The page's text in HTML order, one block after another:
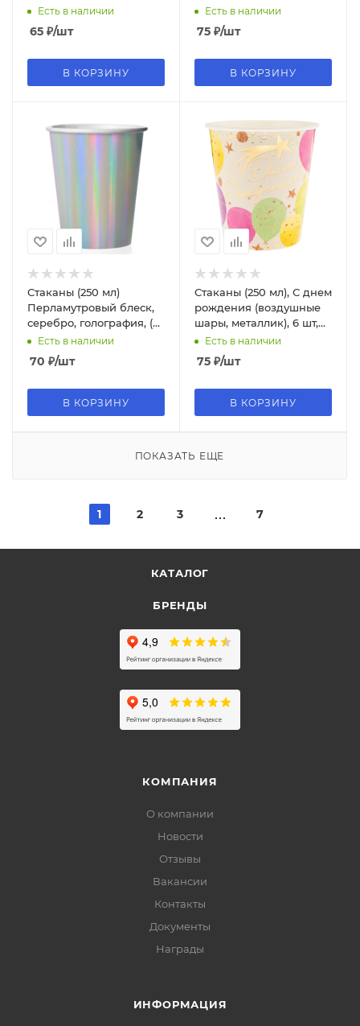
подарок', (6 шт;уп) , 190
мл , европодвес, 702013
Есть в наличии
65 ₽/шт
В КОРЗИНУ
металлик), 6 шт, 6231907
Есть в наличии
75 ₽/шт
В КОРЗИНУ
Стаканы (250 мл)
Перламутровый блеск,
серебро, голография, (6
шт;уп), 625029
Есть в наличии
70 ₽/шт
В КОРЗИНУ
Стаканы (250 мл), С днем
рождения (воздушные
шары, металлик), 6 шт,
6233328
Есть в наличии
75 ₽/шт
В КОРЗИНУ
ПОКАЗАТЬ ЕЩЕ
1 2 3 7
КАТАЛОГ
БРЕНДЫ
КОМПАНИЯ
О компании
Новости
Отзывы
Вакансии
Контакты
Документы
Награды
ИНФОРМАЦИЯ